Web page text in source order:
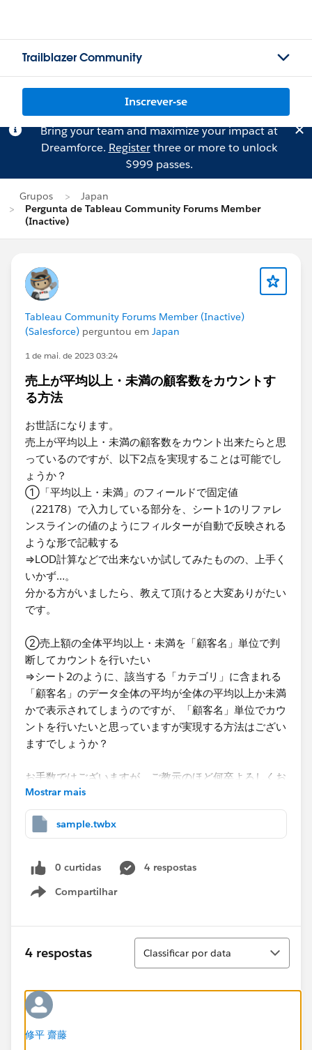
Trailblazer Community
Inscrever-se
Bring your team and maximize your impact at
Dreamforce. Registerthree or more to unlock
$999 passes.
Grupos
Japan
Pergunta de Tableau Community Forums Member
(Inactive)
Tableau Community Forums Member (Inactive)
(Salesforce) perguntou em Japan
1 de mai. de 2023 03:24
売上が平均以上・未満の顧客数をカウントす
る方法
お世話になります。
売上が平均以上・未満の顧客数をカウント出来たらと思
っているのですが、以下2点を実現することは可能でし
ょうか？
①「平均以上・未満」のフィールド​で固定値
（22178）で入力している部分を、シート1のリファレ
ンスラインの値のようにフィルターが自動で反映される
ような形で記載する
⇒LOD計算などで出来ないか試してみたものの、上手く
いかず…。
分かる方がいましたら、教えて頂けると大変ありがたい
です。
②​売上額の全体平均以上・未満を「顧客名」単位で判
断してカウントを行いたい
​⇒シート2のように、該当する「カテゴリ」に含まれる
「顧客名」のデータ全体の平均が全体の平均以上か未満
かで表示されてしまうのですが、「顧客名」単位でカウ
ントを行いたいと思っていますが実現する方法はござい
ますでしょうか？​
お手数ではございますが、ご教示のほど何卒よろしくお
願いいたします。
Mostrar mais
sample.twbx
0 curtidas
4 respostas
Compartilhar
Show menu
4 respostas
Classificar
Classificar por data
修平 齋藤